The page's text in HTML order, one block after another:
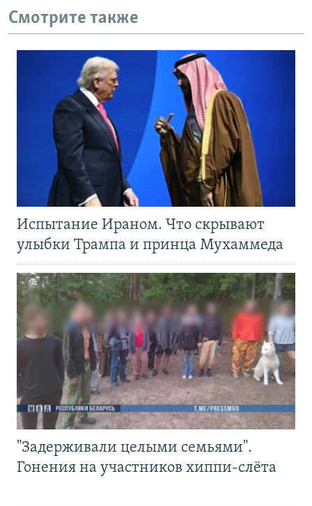
Смотрите также
Испытание Ираном. Что скрывают
улыбки Трампа и принца Мухаммеда
"Задерживали целыми семьями".
Гонения на участников хиппи-слёта